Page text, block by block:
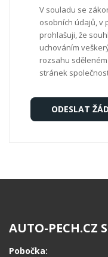
V souladu se
osobních údajů, v
prohlašuji, že
uchováním
rozsahu
stránek
AUTO-PECH.CZ
Pobočka: